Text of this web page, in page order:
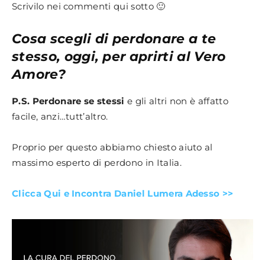
Scrivilo nei commenti qui sotto 🙂
Cosa scegli di perdonare a te
stesso, oggi, per aprirti al Vero
Amore?
P.S. Perdonare se stessi e gli altri non è affatto
facile, anzi…tutt’altro.
Proprio per questo abbiamo chiesto aiuto al
massimo esperto di perdono in Italia.
Clicca Qui e Incontra Daniel Lumera Adesso >>